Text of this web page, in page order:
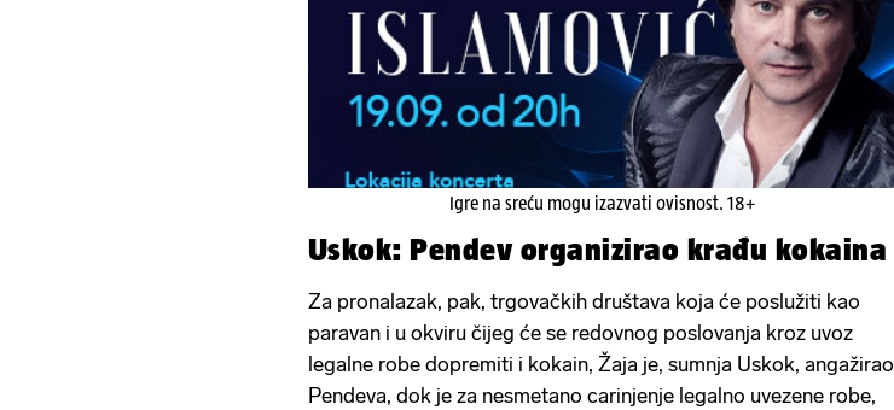
Igre na sreću mogu izazvati ovisnost. 18+
Uskok: Pendev organizirao krađu kokaina
Za pronalazak, pak, trgovačkih društava koja će poslužiti kao
paravan i u okviru čijeg će se redovnog poslovanja kroz uvoz
legalne robe dopremiti i kokain, Žaja je, sumnja Uskok, angažirao
Pendeva, dok je za nesmetano carinjenje legalno uvezene robe,